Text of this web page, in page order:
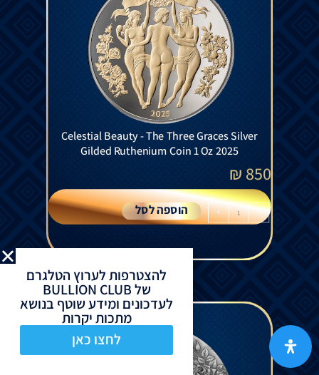
Celestial Beauty - The Three Graces Silver
Gilded Ruthenium Coin 1 Oz 2025
850
₪
-
+ הוספה לסל
להצטרפות לערוץ הטלגרם
של BULLION CLUB
לעדכונים ומידע שוטף בנושא
מתכות יקרות
לחצו כאן